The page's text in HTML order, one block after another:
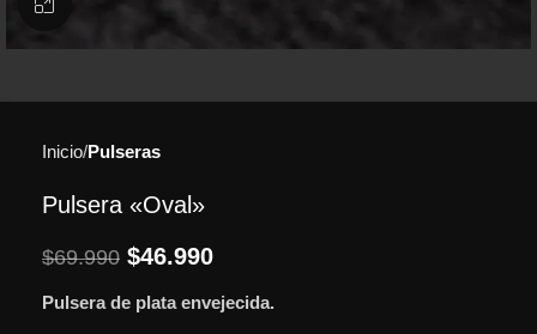
Inicio Pulseras
Pulsera «Oval»
$69.990 $46.990
Pulsera de plata envejecida.